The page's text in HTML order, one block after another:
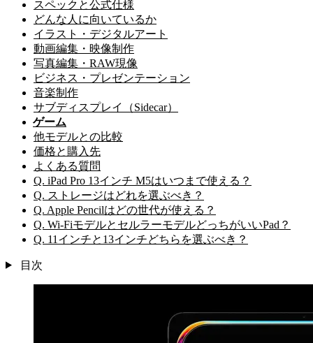
スペックと公式仕様
どんな人に向いているか
イラスト・デジタルアート
動画編集・映像制作
写真編集・RAW現像
ビジネス・プレゼンテーション
音楽制作
サブディスプレイ（Sidecar）
ゲーム
他モデルとの比較
価格と購入先
よくある質問
Q. iPad Pro 13インチ M5はいつまで使える？
Q. ストレージはどれを選ぶべき？
Q. Apple Pencilはどの世代が使える？
Q. Wi-FiモデルとセルラーモデルどっちがいいPad？
Q. 11インチと13インチどちらを選ぶべき？
目次